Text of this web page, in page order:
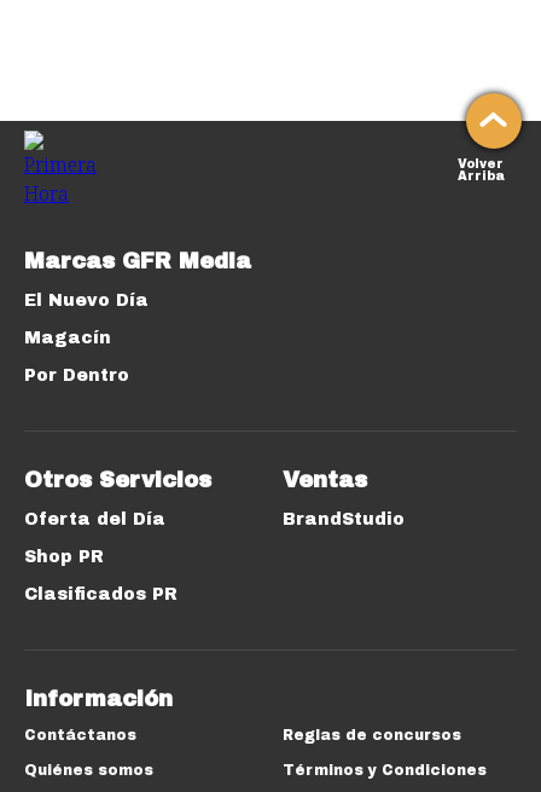
Volver
Arriba
Marcas GFR Media
El Nuevo Día
Magacín
Por Dentro
Otros Servicios
Oferta del Día
Shop PR
Clasificados PR
Ventas
BrandStudio
Información
Contáctanos
Quiénes somos
Reglas de concursos
Términos y Condiciones